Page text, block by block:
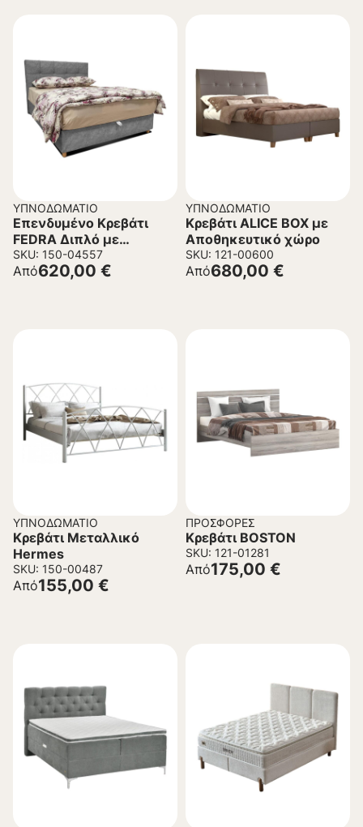
ΥΠΝΟΔΩΜΆΤΙΟ
Επενδυμένο Κρεβάτι
FEDRA Διπλό με
Αποθηκευτικό Xώρο
SKU: 150-04557
Από620,00 €
ΥΠΝΟΔΩΜΆΤΙΟ
Κρεβάτι ALICE BOX με
Αποθηκευτικό χώρο
SKU: 121-00600
Από680,00 €
ΥΠΝΟΔΩΜΆΤΙΟ
Κρεβάτι Μεταλλικό
Hermes
SKU: 150-00487
Από155,00 €
ΠΡΟΣΦΟΡΈΣ
Κρεβάτι BOSTON
SKU: 121-01281
Από175,00 €